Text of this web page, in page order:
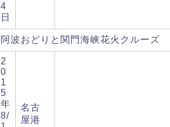
4
日
阿波おどりと関門海峡花火クルーズ
2
0
1
5
年
8/
名古
屋港